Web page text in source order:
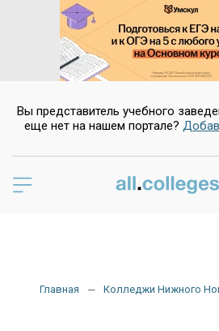
Вы представитель учебного
еще нет на нашем портале?
Главная Колледжи Нижного